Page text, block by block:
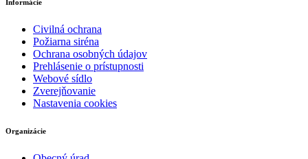
Informácie
Civilná ochrana
Požiarna siréna
Ochrana osobných údajov
Prehlásenie o prístupnosti
Webové sídlo
Zverejňovanie
Nastavenia cookies
Organizácie